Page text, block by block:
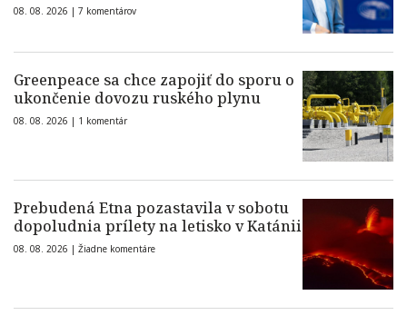
08. 08. 2026 | 7 komentárov
Greenpeace sa chce zapojiť do sporu o
ukončenie dovozu ruského plynu
08. 08. 2026 | 1 komentár
Prebudená Etna pozastavila v sobotu
dopoludnia prílety na letisko v Katánii
08. 08. 2026 | Žiadne komentáre